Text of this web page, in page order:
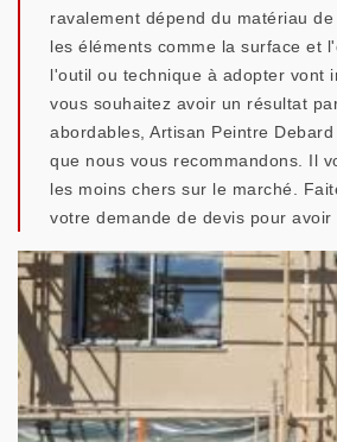
ravalement dépend du matériau de
les éléments comme la surface et
l'outil ou technique à adopter vont
vous souhaitez avoir un résultat
abordables, Artisan Peintre
que nous vous recommandons. Il
les moins chers sur le marché.
votre demande de devis pour avoir